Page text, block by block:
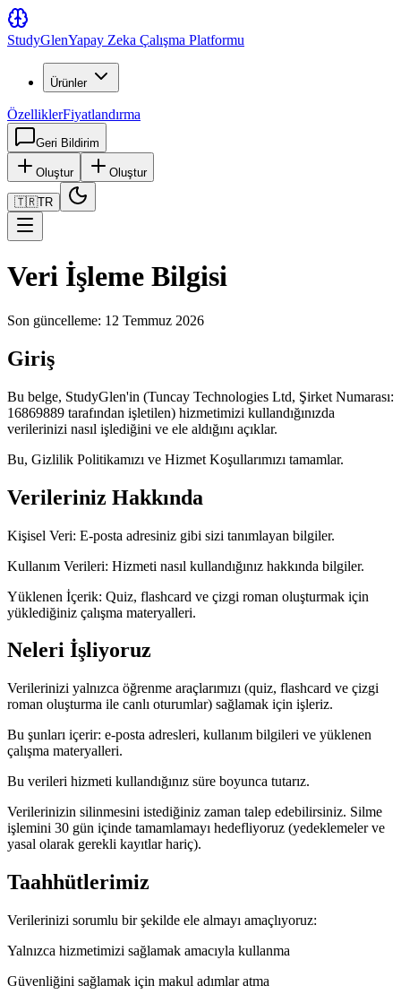
StudyGlenYapay Zeka Çalışma Platformu
Ürünler
ÖzelliklerFiyatlandırma
Geri Bildirim
Oluştur Oluştur
🇹🇷TR
Veri İşleme Bilgisi
Son güncelleme: 12 Temmuz 2026
Giriş
Bu belge, StudyGlen'in (Tuncay Technologies Ltd, Şirket Numarası:
16869889 tarafından işletilen) hizmetimizi kullandığınızda
verilerinizi nasıl işlediğini ve ele aldığını açıklar.
Bu, Gizlilik Politikamızı ve Hizmet Koşullarımızı tamamlar.
Verileriniz Hakkında
Kişisel Veri: E-posta adresiniz gibi sizi tanımlayan bilgiler.
Kullanım Verileri: Hizmeti nasıl kullandığınız hakkında bilgiler.
Yüklenen İçerik: Quiz, flashcard ve çizgi roman oluşturmak için
yüklediğiniz çalışma materyalleri.
Neleri İşliyoruz
Verilerinizi yalnızca öğrenme araçlarımızı (quiz, flashcard ve çizgi
roman oluşturma ile canlı oturumlar) sağlamak için işleriz.
Bu şunları içerir: e-posta adresleri, kullanım bilgileri ve yüklenen
çalışma materyalleri.
Bu verileri hizmeti kullandığınız süre boyunca tutarız.
Verilerinizin silinmesini istediğiniz zaman talep edebilirsiniz. Silme
işlemini 30 gün içinde tamamlamayı hedefliyoruz (yedeklemeler ve
yasal olarak gerekli kayıtlar hariç).
Taahhütlerimiz
Verilerinizi sorumlu bir şekilde ele almayı amaçlıyoruz:
Yalnızca hizmetimizi sağlamak amacıyla kullanma
Güvenliğini sağlamak için makul adımlar atma